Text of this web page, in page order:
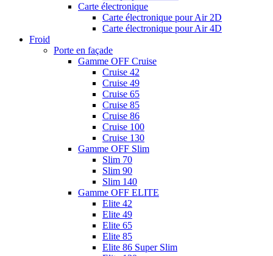
Carte électronique
Carte électronique pour Air 2D
Carte électronique pour Air 4D
Froid
Porte en façade
Gamme OFF Cruise
Cruise 42
Cruise 49
Cruise 65
Cruise 85
Cruise 86
Cruise 100
Cruise 130
Gamme OFF Slim
Slim 70
Slim 90
Slim 140
Gamme OFF ELITE
Elite 42
Elite 49
Elite 65
Elite 85
Elite 86 Super Slim